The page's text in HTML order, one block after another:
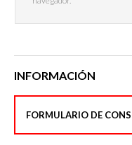
INFORMACIÓN
FORMULARIO DE